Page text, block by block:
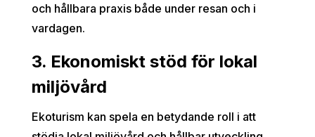
och hållbara praxis både under resan och i
vardagen.
3. Ekonomiskt stöd för lokal
miljövård
Ekoturism kan spela en betydande roll i att